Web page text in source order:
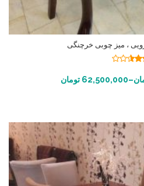
، میز چوبی خرچنگی
5
–
62,500,000 تومان گزینه ها